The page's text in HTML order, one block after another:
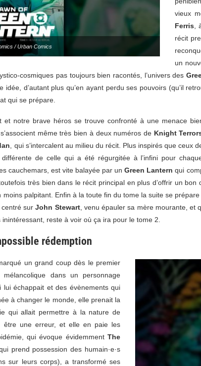
/ Urban Comics
vieux
Ferris
récit
un
cosmiques pas toujours bien racontés, l’univers des
d’autant plus qu’en ayant perdu ses pouvoirs (qu’il
qui se prépare.
et notre brave héros se trouve confronté à une menace
même très bien à deux numéros de Knight
, qui s’intercalent au milieu du récit. Plus inspirés que ceux
de celle qui a été régurgitée à l’infini pour
cauchemars, est vite balayée par unGreen Lantern qui
très bien dans le récit principal en plus d’offrir un bon
moins palpitant. Enfin à la toute fin du tome la suite se
centré surJohn Stewart, venu épauler sa mère mourante, et
reste à voir où ça ira pour le tome 2.
rédemption
un grand coup dès le premier
dans un personnage
lui échappait et des évènements qui
à changer le monde, elle prenait la
qui allait permettre à la nature de
être une erreur, et elle en paie les
qui évoque évidemment The
prend possession des humain·e·s
sur leurs corps), a transformé ses